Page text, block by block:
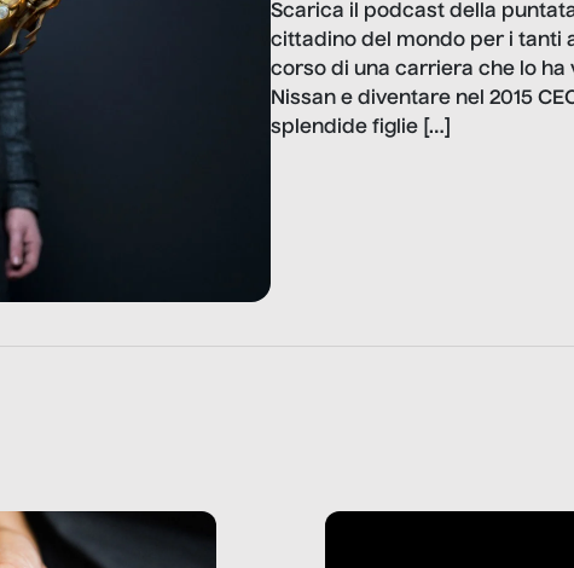
Scarica il podcast della
cittadino del mondo per i tanti
corso di una carriera che lo
Nissan e diventare nel 2015
splendide figlie […]